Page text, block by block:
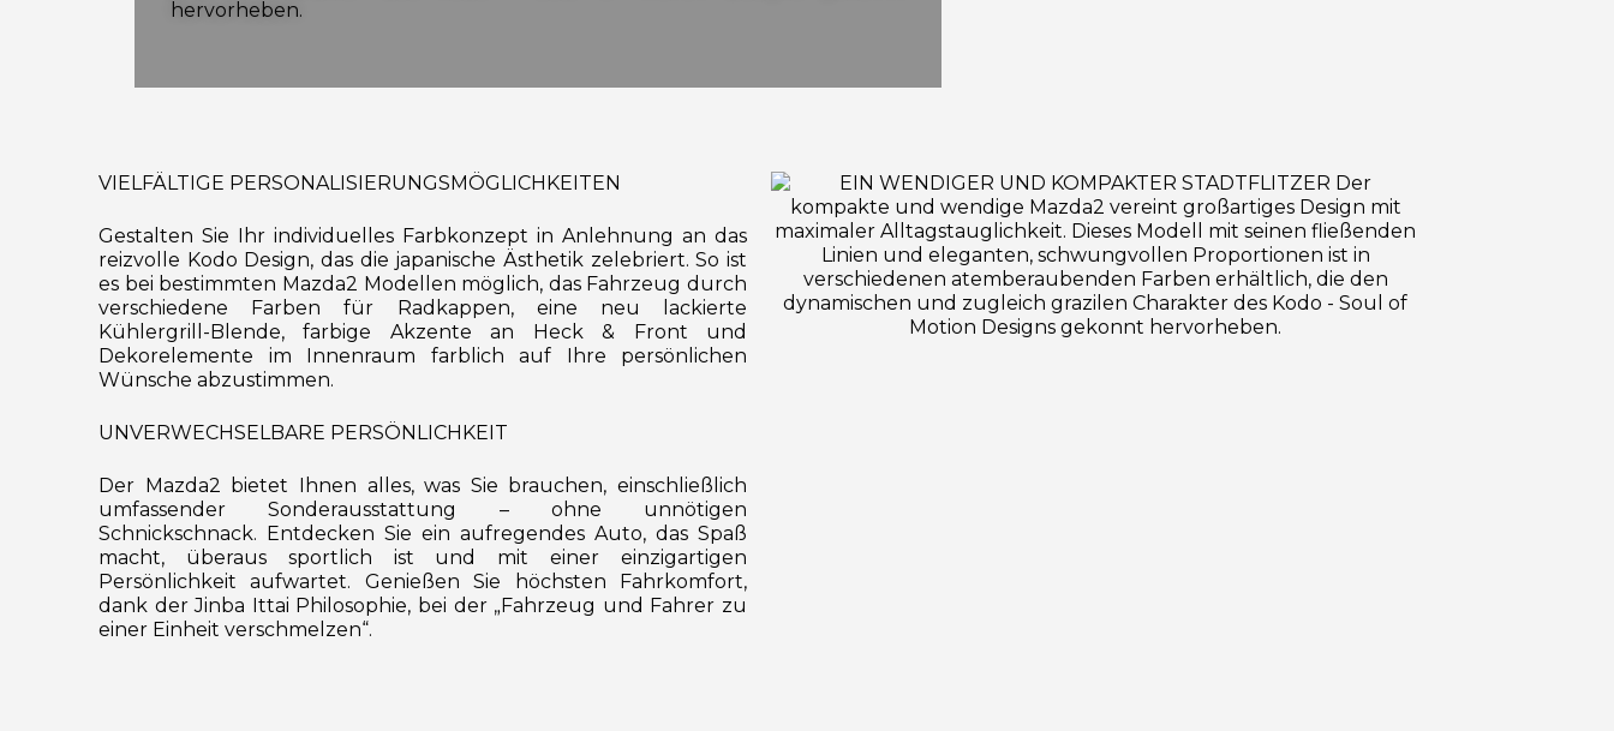
hervorheben.
VIELFÄLTIGE PERSONALISIERUNGSMÖGLICHKEITEN
Gestalten Sie Ihr individuelles Farbkonzept in Anlehnung an das
reizvolle Kodo Design, das die japanische Ästhetik zelebriert. So ist
es bei bestimmten Mazda2 Modellen möglich, das Fahrzeug durch
verschiedene Farben für Radkappen, eine neu lackierte
Kühlergrill-Blende, farbige Akzente an Heck & Front und
Dekorelemente im Innenraum farblich auf Ihre persönlichen
Wünsche abzustimmen.
UNVERWECHSELBARE PERSÖNLICHKEIT
Der Mazda2 bietet Ihnen alles, was Sie brauchen, einschließlich
umfassender Sonderausstattung – ohne unnötigen
Schnickschnack. Entdecken Sie ein aufregendes Auto, das Spaß
macht, überaus sportlich ist und mit einer einzigartigen
Persönlichkeit aufwartet. Genießen Sie höchsten Fahrkomfort,
dank der Jinba Ittai Philosophie, bei der „Fahrzeug und Fahrer zu
einer Einheit verschmelzen“.